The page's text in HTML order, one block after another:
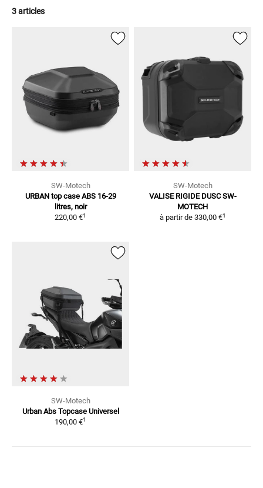
3 articles
SW-Motech
URBAN top case ABS 16-29
litres, noir
220,00 €1
SW-Motech
VALISE RIGIDE DUSC SW-
MOTECH
à partir de 330,00 €1
SW-Motech
Urban Abs Topcase Universel
190,00 €1